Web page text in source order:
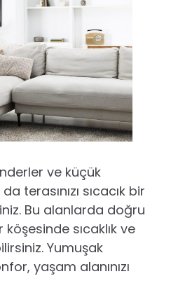
ve küçük
terasınızı sıcacık bir
Bu alanlarda doğru
sıcaklık ve
Yumuşak
yaşam alanınızı